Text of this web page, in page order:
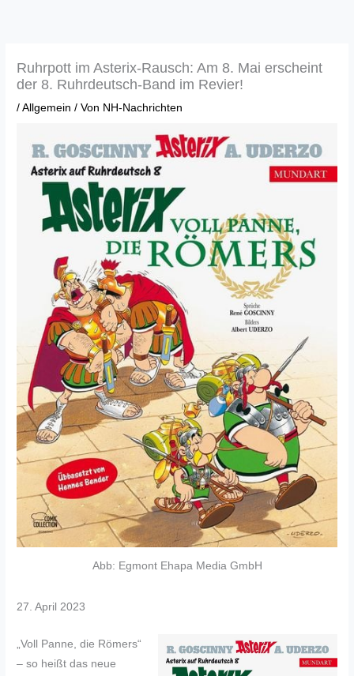
Ruhrpott im Asterix-Rausch: Am 8. Mai erscheint
der 8. Ruhrdeutsch-Band im Revier!
/Allgemein / Von NH-Nachrichten
Abb: Egmont Ehapa Media GmbH
27. April 2023
„Voll Panne, die Römers“
– so heißt das neue